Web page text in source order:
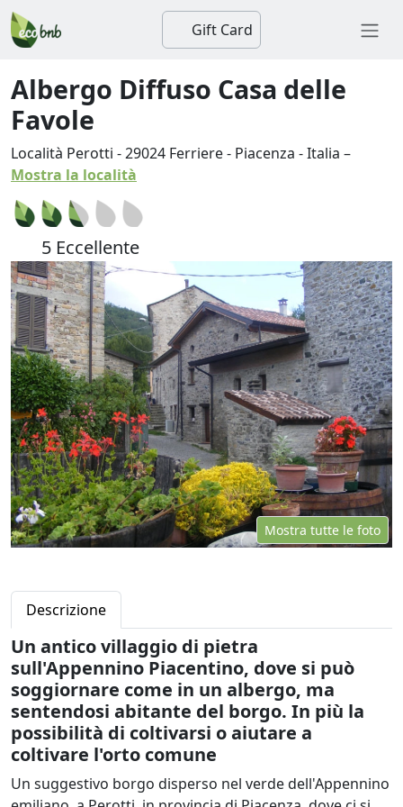
Gift Card
Albergo Diffuso Casa delle
Favole
Località Perotti -29024 Ferriere- Piacenza -Italia –
Mostra la località
5 Eccellente
Mostra tutte le foto
Descrizione
Un antico villaggio di pietra
sull'Appennino Piacentino, dove si può
soggiornare come in un albergo, ma
sentendosi abitante del borgo. In più la
possibilità di coltivarsi o aiutare a
coltivare l'orto comune
Un suggestivo borgo disperso nel verde dell'Appennino